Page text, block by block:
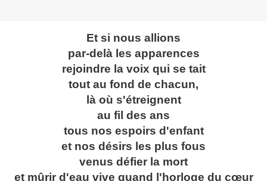
Et si nous allions
par-delà les apparences
rejoindre la voix qui se tait
tout au fond de chacun,
là où s'étreignent
au fil des ans
tous nos espoirs d'enfant
et nos désirs les plus fous
venus défier la mort
et mûrir d'eau vive quand l'horloge du cœur